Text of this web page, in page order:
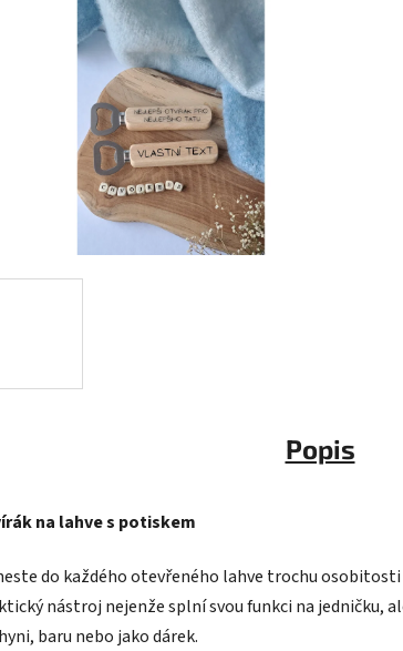
Popis
na lahve s potiskem
do každého otevřeného lahve trochu
nástroj nejenže splní svou funkci na jedničku,
baru nebo jako dárek.